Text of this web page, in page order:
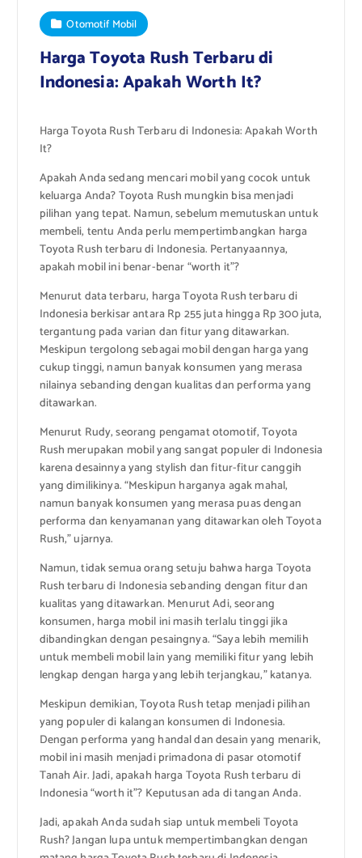
Otomotif Mobil
Harga Toyota Rush Terbaru di
Indonesia: Apakah Worth It?
Harga Toyota Rush Terbaru di Indonesia: Apakah Worth
It?
Apakah Anda sedang mencari mobil yang cocok untuk
keluarga Anda? Toyota Rush mungkin bisa menjadi
pilihan yang tepat. Namun, sebelum memutuskan untuk
membeli, tentu Anda perlu mempertimbangkan harga
Toyota Rush terbaru di Indonesia. Pertanyaannya,
apakah mobil ini benar-benar “worth it”?
Menurut data terbaru, harga Toyota Rush terbaru di
Indonesia berkisar antara Rp 255 juta hingga Rp 300 juta,
tergantung pada varian dan fitur yang ditawarkan.
Meskipun tergolong sebagai mobil dengan harga yang
cukup tinggi, namun banyak konsumen yang merasa
nilainya sebanding dengan kualitas dan performa yang
ditawarkan.
Menurut Rudy, seorang pengamat otomotif, Toyota
Rush merupakan mobil yang sangat populer di Indonesia
karena desainnya yang stylish dan fitur-fitur canggih
yang dimilikinya. “Meskipun harganya agak mahal,
namun banyak konsumen yang merasa puas dengan
performa dan kenyamanan yang ditawarkan oleh Toyota
Rush,” ujarnya.
Namun, tidak semua orang setuju bahwa harga Toyota
Rush terbaru di Indonesia sebanding dengan fitur dan
kualitas yang ditawarkan. Menurut Adi, seorang
konsumen, harga mobil ini masih terlalu tinggi jika
dibandingkan dengan pesaingnya. “Saya lebih memilih
untuk membeli mobil lain yang memiliki fitur yang lebih
lengkap dengan harga yang lebih terjangkau,” katanya.
Meskipun demikian, Toyota Rush tetap menjadi pilihan
yang populer di kalangan konsumen di Indonesia.
Dengan performa yang handal dan desain yang menarik,
mobil ini masih menjadi primadona di pasar otomotif
Tanah Air. Jadi, apakah harga Toyota Rush terbaru di
Indonesia “worth it”? Keputusan ada di tangan Anda.
Jadi, apakah Anda sudah siap untuk membeli Toyota
Rush? Jangan lupa untuk mempertimbangkan dengan